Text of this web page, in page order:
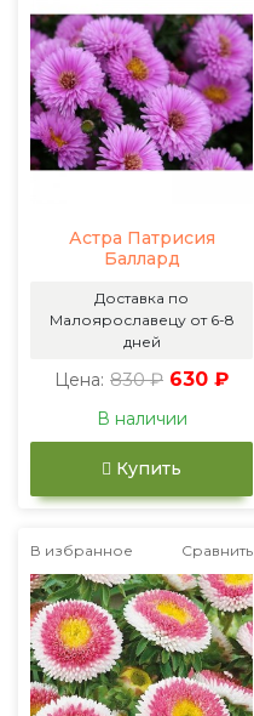
Астра Патрисия
Баллард
Доставка по
Малоярославецу от 6-8
дней
Цена: 830 ₽ 630 ₽
В наличии
Купить
В избранное Сравнить